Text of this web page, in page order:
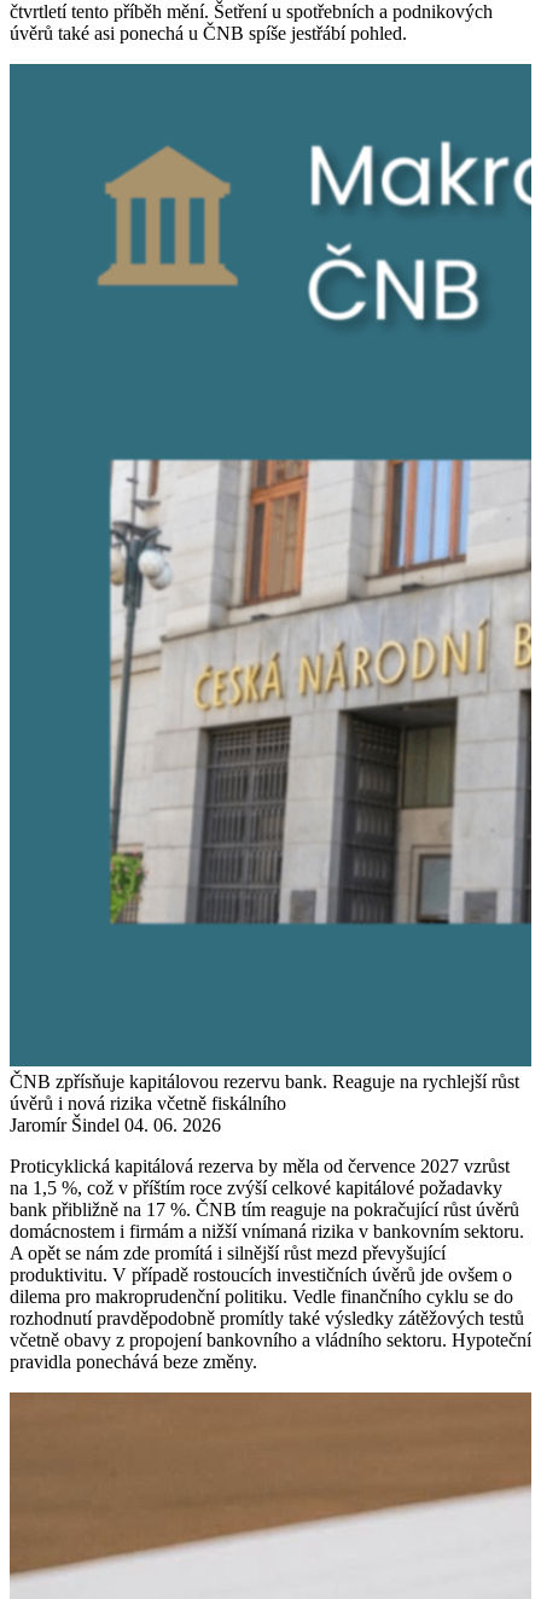
čtvrtletí tento příběh mění. Šetření u spotřebních a podnikových
úvěrů také asi ponechá u ČNB spíše jestřábí pohled.
ČNB zpřísňuje kapitálovou rezervu bank. Reaguje na rychlejší růst
úvěrů i nová rizika včetně fiskálního
Jaromír Šindel 04. 06. 2026
Proticyklická kapitálová rezerva by měla od července 2027 vzrůst
na 1,5 %, což v příštím roce zvýší celkové kapitálové požadavky
bank přibližně na 17 %. ČNB tím reaguje na pokračující růst úvěrů
domácnostem i firmám a nižší vnímaná rizika v bankovním sektoru.
A opět se nám zde promítá i silnější růst mezd převyšující
produktivitu. V případě rostoucích investičních úvěrů jde ovšem o
dilema pro makroprudenční politiku. Vedle finančního cyklu se do
rozhodnutí pravděpodobně promítly také výsledky zátěžových testů
včetně obavy z propojení bankovního a vládního sektoru. Hypoteční
pravidla ponechává beze změny.